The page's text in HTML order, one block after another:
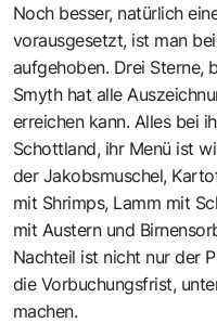
Noch besser, natürlich
vorausgesetzt, ist man
aufgehoben. Drei Sterne,
Smyth hat alle
erreichen kann. Alles bei
Schottland, ihr Menü ist
der Jakobsmuschel,
mit Shrimps, Lamm mit
mit Austern und
Nachteil ist nicht nur der
die Vorbuchungsfrist,
machen.